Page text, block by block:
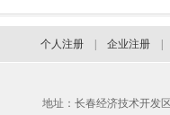
个人注册 企业注册
地址：长春经济技术开发